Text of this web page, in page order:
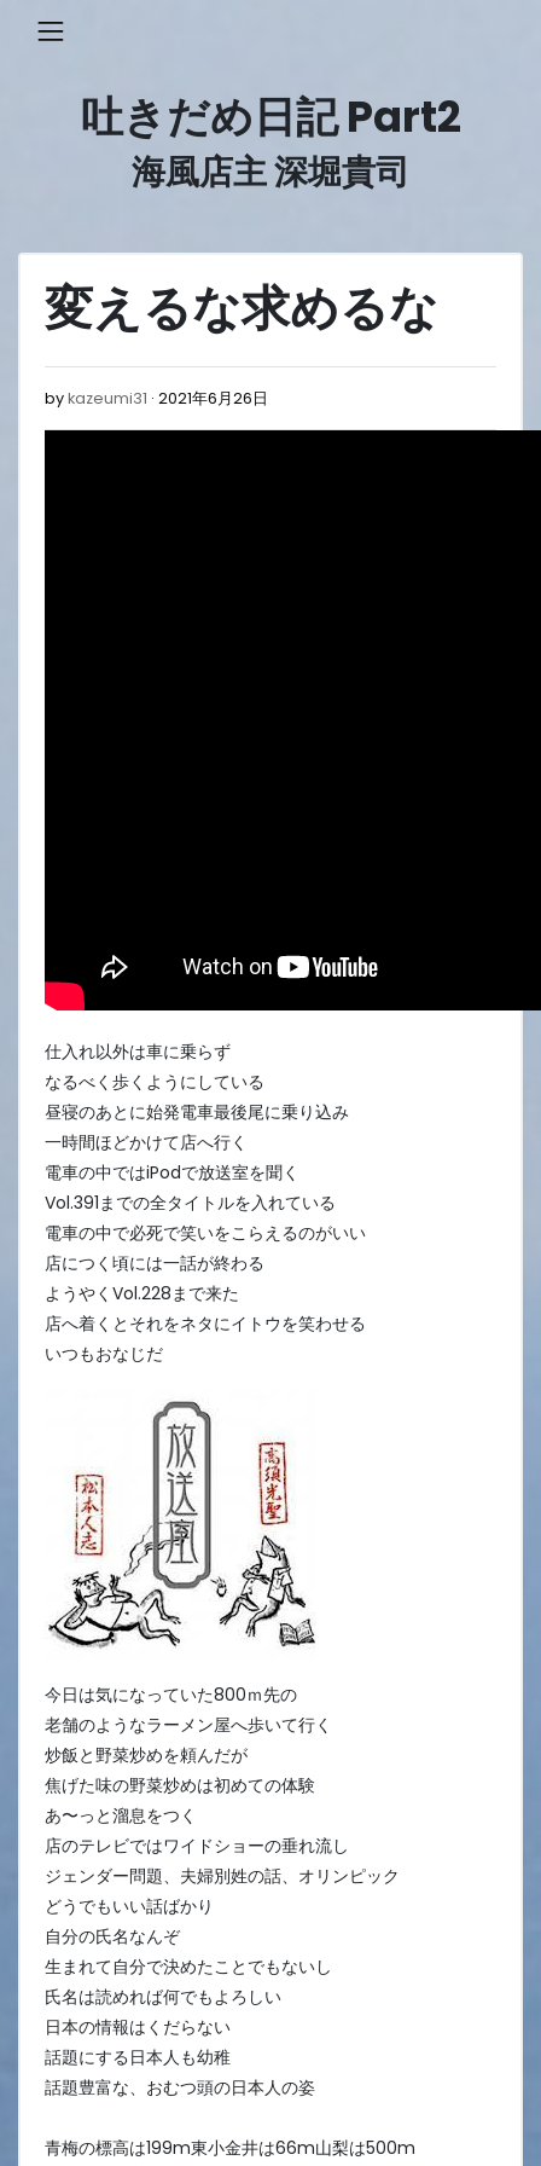
吐きだめ日記 Part2
海風店主 深堀貴司
変えるな求めるな
bykazeumi31 2021年6月26日
仕入れ以外は車に乗らず
なるべく歩くようにしている
昼寝のあとに始発電車最後尾に乗り込み
一時間ほどかけて店へ行く
電車の中ではiPodで放送室を聞く
Vol.391までの全タイトルを入れている
電車の中で必死で笑いをこらえるのがいい
店につく頃には一話が終わる
ようやくVol.228まで来た
店へ着くとそれをネタにイトウを笑わせる
いつもおなじだ
今日は気になっていた800ｍ先の
老舗のようなラーメン屋へ歩いて行く
炒飯と野菜炒めを頼んだが
焦げた味の野菜炒めは初めての体験
あ〜っと溜息をつく
店のテレビではワイドショーの垂れ流し
ジェンダー問題、夫婦別姓の話、オリンピック
どうでもいい話ばかり
自分の氏名なんぞ
生まれて自分で決めたことでもないし
氏名は読めれば何でもよろしい
日本の情報はくだらない
話題にする日本人も幼稚
話題豊富な、おむつ頭の日本人の姿
青梅の標高は199m東小金井は66m山梨は500m